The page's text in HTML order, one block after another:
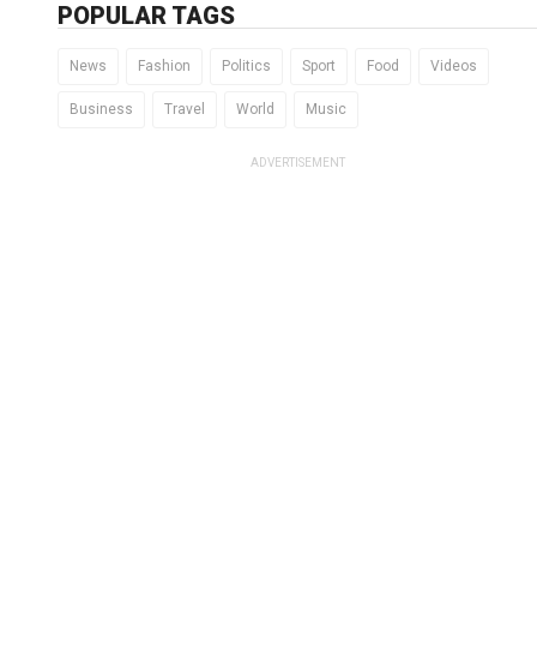
POPULAR TAGS
News Fashion Politics Sport Food Videos
Business Travel World Music
ADVERTISEMENT